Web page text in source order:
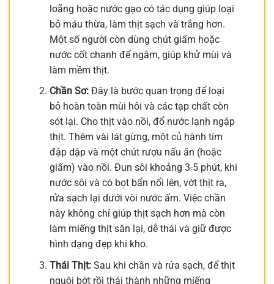
loãng hoặc nước gạo có tác dụng giúp loại
bỏ máu thừa, làm thịt sạch và trắng hơn.
Một số người còn dùng chút giấm hoặc
nước cốt chanh để ngâm, giúp khử mùi và
làm mềm thịt.
Chần Sơ:Đây là bước quan trọng để loại
bỏ hoàn toàn mùi hôi và các tạp chất còn
sót lại. Cho thịt vào nồi, đổ nước lạnh ngập
thịt. Thêm vài lát gừng, một củ hành tím
đập dập và một chút rượu nấu ăn (hoặc
giấm) vào nồi. Đun sôi khoảng 3-5 phút, khi
nước sôi và có bọt bẩn nổi lên, vớt thịt ra,
rửa sạch lại dưới vòi nước ấm. Việc chần
này không chỉ giúp thịt sạch hơn mà còn
làm miếng thịt săn lại, dễ thái và giữ được
hình dạng đẹp khi kho.
Thái Thịt:Sau khi chần và rửa sạch, để thịt
nguội bớt rồi thái thành những miếng